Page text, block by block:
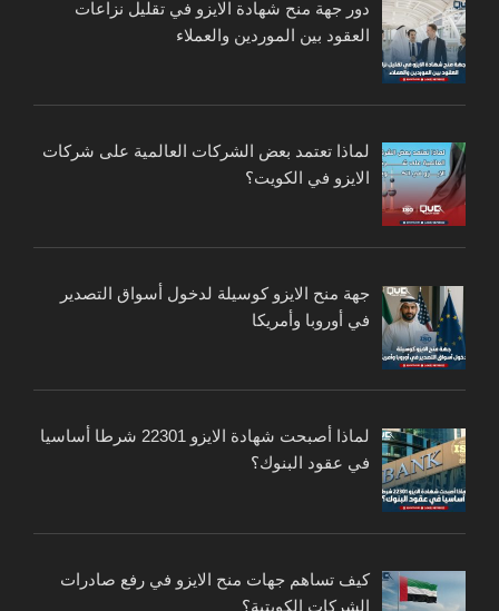
دور جهة منح شهادة الايزو في تقليل نزاعات
العقود بين الموردين والعملاء
لماذا تعتمد بعض الشركات العالمية على شركات
الايزو في الكويت؟
جهة منح الايزو كوسيلة لدخول أسواق التصدير
في أوروبا وأمريكا
لماذا أصبحت شهادة الايزو 22301 شرطا أساسيا
في عقود البنوك؟
كيف تساهم جهات منح الايزو في رفع صادرات
الشركات الكويتية؟